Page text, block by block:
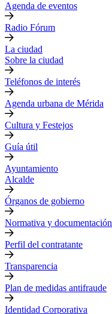
Agenda de eventos
Radio Fórum
La ciudad
Sobre la ciudad
Teléfonos de interés
Agenda urbana de Mérida
Cultura y Festejos
Guía útil
Ayuntamiento
Alcalde
Órganos de gobierno
Normativa y documentación
Perfil del contratante
Transparencia
Plan de medidas antifraude
Identidad Corporativa